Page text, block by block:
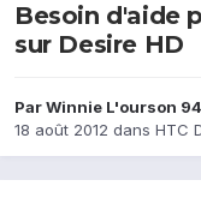
Besoin d'aide
sur Desire HD
ParWinnie L'ourson 94
18 août 2012 dans HTC